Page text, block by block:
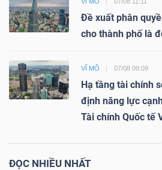
Đề xuất phân
cho thành phố là
VĨ MÔ 07/08 09:09
Hạ tầng tài chính
định năng lực
Tài chính Quốc tế
ĐỌC NHIỀU NHẤT